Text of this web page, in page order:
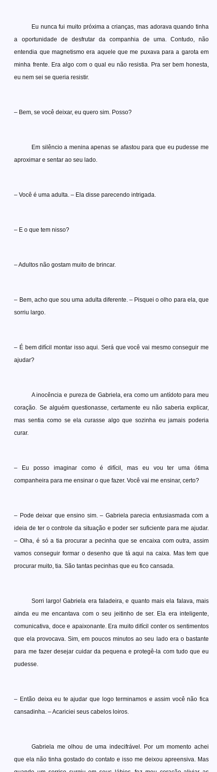
Eu nunca fui muito próxima a crianças, mas adorava quando tinha
a oportunidade de desfrutar da companhia de uma. Contudo, não
entendia que magnetismo era aquele que me puxava para a garota em
minha frente. Era algo com o qual eu não resistia. Pra ser bem honesta,
eu nem sei se queria resistir.
– Bem, se você deixar, eu quero sim. Posso?
Em silêncio a menina apenas se afastou para que eu pudesse me
aproximar e sentar ao seu lado.
– Você é uma adulta. – Ela disse parecendo intrigada.
– E o que tem nisso?
– Adultos não gostam muito de brincar.
– Bem, acho que sou uma adulta diferente. – Pisquei o olho para ela, que
sorriu largo.
– É bem difícil montar isso aqui. Será que você vai mesmo conseguir me
ajudar?
A inocência e pureza de Gabriela, era como um antídoto para meu
coração. Se alguém questionasse, certamente eu não saberia explicar,
mas sentia como se ela curasse algo que sozinha eu jamais poderia
curar.
– Eu posso imaginar como é difícil, mas eu vou ter uma ótima
companheira para me ensinar o que fazer. Você vai me ensinar, certo?
– Pode deixar que ensino sim. – Gabriela parecia entusiasmada com a
ideia de ter o controle da situação e poder ser suficiente para me ajudar.
– Olha, é só a tia procurar a pecinha que se encaixa com outra, assim
vamos conseguir formar o desenho que tá aqui na caixa. Mas tem que
procurar muito, tia. São tantas pecinhas que eu fico cansada.
Sorri largo! Gabriela era faladeira, e quanto mais ela falava, mais
ainda eu me encantava com o seu jeitinho de ser. Ela era inteligente,
comunicativa, doce e apaixonante. Era muito difícil conter os sentimentos
que ela provocava. Sim, em poucos minutos ao seu lado era o bastante
para me fazer desejar cuidar da pequena e protegê-la com tudo que eu
pudesse.
– Então deixa eu te ajudar que logo terminamos e assim você não fica
cansadinha. – Acariciei seus cabelos loiros.
Gabriela me olhou de uma indecifrável. Por um momento achei
que ela não tinha gostado do contato e isso me deixou apreensiva. Mas